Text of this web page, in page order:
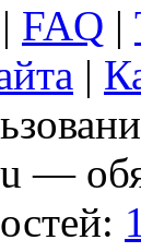
| FAQ |
|
—
1